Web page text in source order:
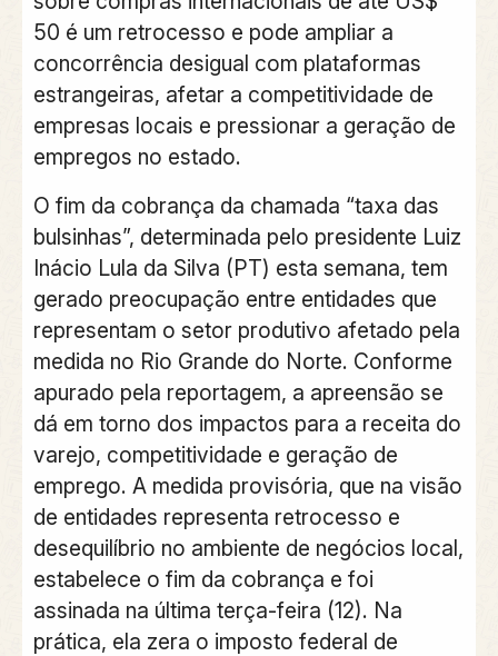
50 é um retrocesso e pode ampliar a
concorrência desigual com plataformas
estrangeiras, afetar a competitividade de
empresas locais e pressionar a geração de
empregos no estado.
O fim da cobrança da chamada “taxa das
bulsinhas”, determinada pelo presidente Luiz
Inácio Lula da Silva (PT) esta semana, tem
gerado preocupação entre entidades que
representam o setor produtivo afetado pela
medida no Rio Grande do Norte. Conforme
apurado pela reportagem, a apreensão se
dá em torno dos impactos para a receita do
varejo, competitividade e geração de
emprego. A medida provisória, que na visão
de entidades representa retrocesso e
desequilíbrio no ambiente de negócios local,
estabelece o fim da cobrança e foi
assinada na última terça-feira (12). Na
prática, ela zera o imposto federal de